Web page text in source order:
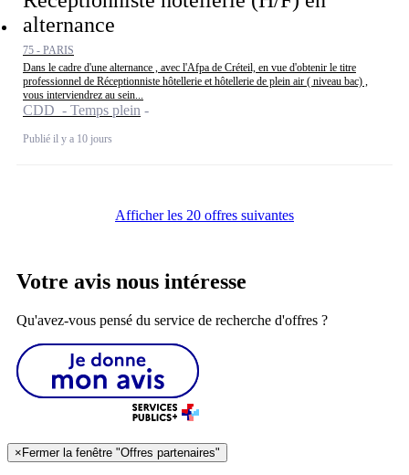
alternance
75 - PARIS
Dans le cadre d'une alternance , avec l'Afpa de Créteil, en vue d'obtenir le titre
professionnel de Réceptionniste hôtellerie et hôtellerie de plein air ( niveau bac) ,
vous interviendrez au sein...
CDD - Temps plein
Publié il y a 10 jours
Afficher les 20 offres suivantes
Votre avis nous intéresse
Qu'avez-vous pensé du service de recherche d'offres ?
×Fermer la fenêtre "Offres partenaires"